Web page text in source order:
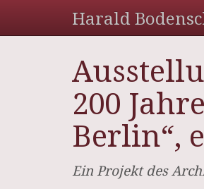
Harald
200
Berlin“,
Ein Projekt des